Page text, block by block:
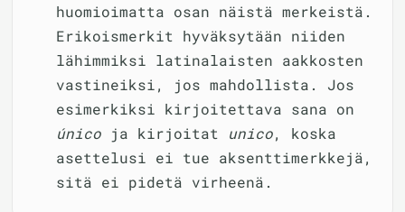
huomioimatta osan näistä merkeistä.
Erikoismerkit hyväksytään niiden
lähimmiksi latinalaisten aakkosten
vastineiksi, jos mahdollista. Jos
esimerkiksi kirjoitettava sana on
único ja kirjoitat unico, koska
asettelusi ei tue aksenttimerkkejä,
sitä ei pidetä virheenä.